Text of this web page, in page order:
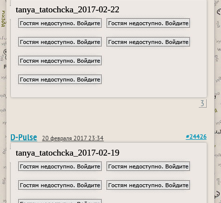
tanya_tatochcka_2017-02-22
3
D-Pulse 20 февраля 2017 23:34 #24426
tanya_tatochcka_2017-02-19